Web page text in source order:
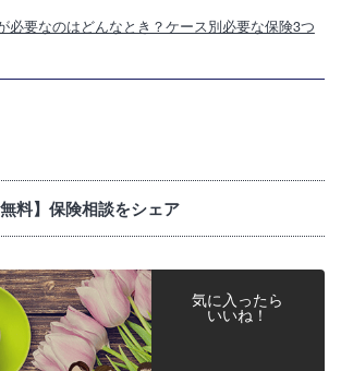
必要なのはどんなとき？ケース別必要な保険3つ
料】保険相談をシェア
気に入ったら
いいね！